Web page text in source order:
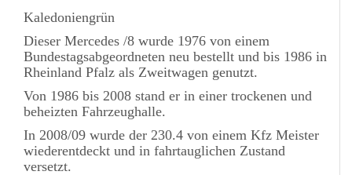
Kaledoniengrün
Dieser Mercedes /8 wurde 1976 von einem
Bundestagsabgeordneten neu bestellt und bis 1986 in
Rheinland Pfalz als Zweitwagen genutzt.
Von 1986 bis 2008 stand er in einer trockenen und
beheizten Fahrzeughalle.
In 2008/09 wurde der 230.4 von einem Kfz Meister
wiederentdeckt und in fahrtauglichen Zustand
versetzt.